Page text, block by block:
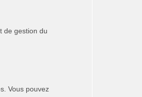
de gestion du
Vous pouvez